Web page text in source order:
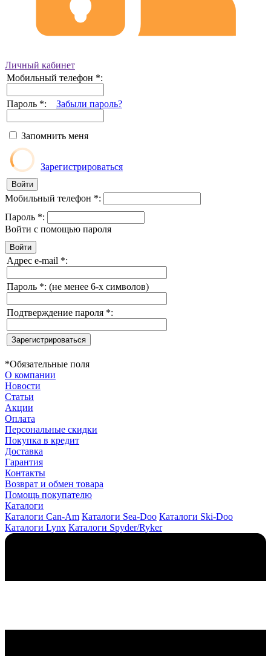
Личный кабинет
Мобильный телефон *:
Пароль *: Забыли пароль?
Запомнить меня
Зарегистрироваться
Мобильный телефон *:
Пароль *:
Войти с помощью пароля
Адрес e-mail *:
Пароль *: (не менее 6-х символов)
Подтверждение пароля *:
*Обязательные поля
О компании
Новости
Статьи
Акции
Оплата
Персональные скидки
Покупка в кредит
Доставка
Гарантия
Контакты
Возврат и обмен товара
Помощь покупателю
Каталоги
Каталоги Can-Am Каталоги Sea-Doo Каталоги Ski-Doo
Каталоги Lynx Каталоги Spyder/Ryker